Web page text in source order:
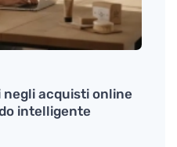
acquisti online
intelligente